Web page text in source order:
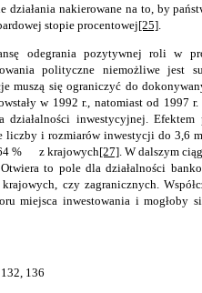
działania nakierowane na to, by
stopie procentowej[25].
odegrania pozytywnej roli w
polityczne niemożliwe jest
muszą się ograniczyć do
w 1992 r., natomiast od 1997
inwestycyjnej. Efektem
liczby i rozmiarów inwestycji do 3,6
64 % z krajowych[27]. W dalszym
to pole dla działalności
czy zagranicznych.
miejsca inwestowania i mogłoby
136